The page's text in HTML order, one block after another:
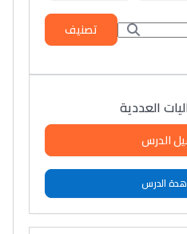
تصنيف
العددية
الدرس
الدرس